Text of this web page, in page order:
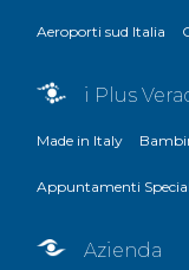
Aeroporti sud Italia
i Plus
Made in Italy
Appuntamenti
Azienda